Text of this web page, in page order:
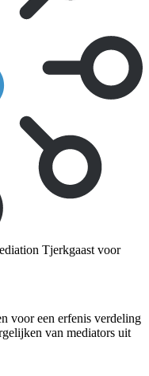
Tjerkgaast voor
voor een erfenis verdeling
van mediators uit